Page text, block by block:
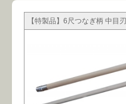
【特製品】6尺つなぎ柄 中目